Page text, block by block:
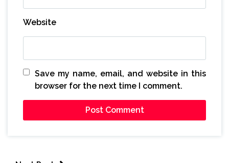
Website
Save my name, email, and website in this
browser for the next time I comment.